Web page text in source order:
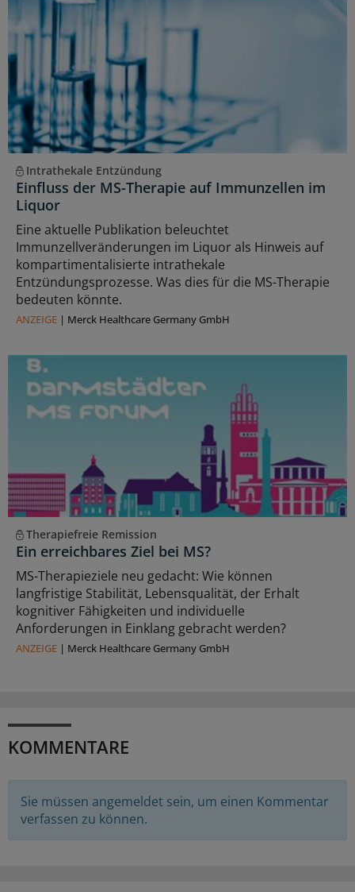
Intrathekale Entzündung
Einfluss der MS-Therapie auf Immunzellen im
Liquor
Eine aktuelle Publikation beleuchtet
Immunzellveränderungen im Liquor als Hinweis auf
kompartimentalisierte intrathekale
Entzündungsprozesse. Was dies für die MS-Therapie
bedeuten könnte.
ANZEIGE | Merck Healthcare Germany GmbH
Therapiefreie Remission
Ein erreichbares Ziel bei MS?
MS-Therapieziele neu gedacht: Wie können
langfristige Stabilität, Lebensqualität, der Erhalt
kognitiver Fähigkeiten und individuelle
Anforderungen in Einklang gebracht werden?
ANZEIGE | Merck Healthcare Germany GmbH
KOMMENTARE
Sie müssen angemeldet sein, um einen Kommentar
verfassen zu können.